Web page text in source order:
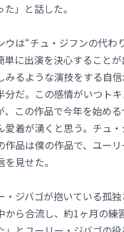
」と話した。
ウは“チュ・ジフンの代わ
単に出演を決心することが
みるような演技をする自信
分だ。この感情がいつト
、この作品で今年を始め
愛着が湧くと思う。チュ
作品は僕の作品で、ユー
見せた。
・ジバゴが抱いている孤
から合流し、約1ヶ月の練